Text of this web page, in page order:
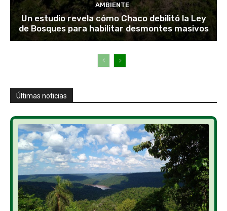
AMBIENTE
Un estudio revela cómo Chaco debilitó la Ley
de Bosques para habilitar desmontes masivos
Últimas noticias